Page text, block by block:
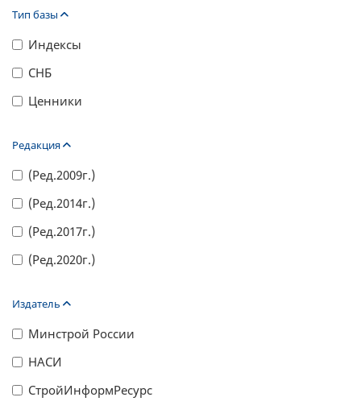
Тип базы
Индексы
СНБ
Ценники
Редакция
(Ред.2009г.)
(Ред.2014г.)
(Ред.2017г.)
(Ред.2020г.)
Издатель
Минстрой России
НАСИ
СтройИнформРесурс